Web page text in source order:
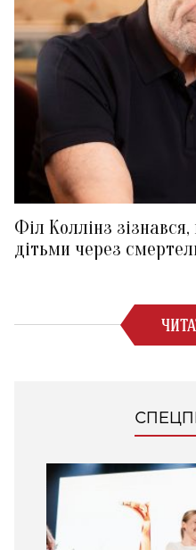
Філ Коллінз
дітьми через